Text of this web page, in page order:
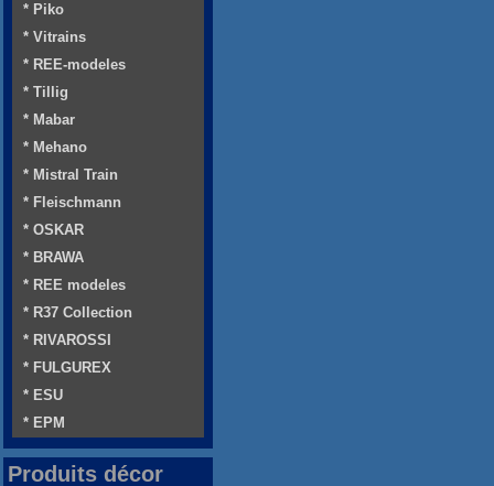
* Piko
* Vitrains
* REE-modeles
* Tillig
* Mabar
* Mehano
* Mistral Train
* Fleischmann
* OSKAR
* BRAWA
* REE modeles
* R37 Collection
* RIVAROSSI
* FULGUREX
* ESU
* EPM
Produits décor